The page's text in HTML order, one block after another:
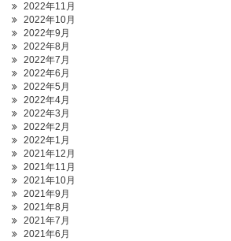
2022年11月
2022年10月
2022年9月
2022年8月
2022年7月
2022年6月
2022年5月
2022年4月
2022年3月
2022年2月
2022年1月
2021年12月
2021年11月
2021年10月
2021年9月
2021年8月
2021年7月
2021年6月